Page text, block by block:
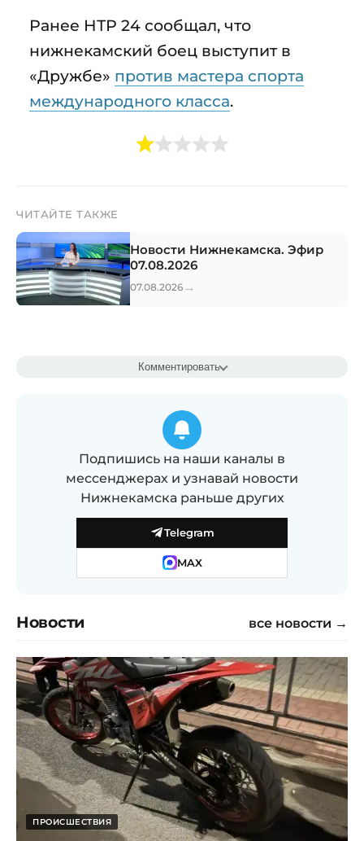
Ранее НТР 24 сообщал, что
нижнекамский боец выступит в
«Дружбе» против мастера спорта
международного класса.
ЧИТАЙТЕ ТАКЖЕ
Новости Нижнекамска. Эфир
07.08.2026
07.08.2026 →
Комментировать
Подпишись на наши каналы в
мессенджерах и узнавай новости
Нижнекамска раньше других
Telegram
MAX
Новости все новости →
ПРОИСШЕСТВИЯ